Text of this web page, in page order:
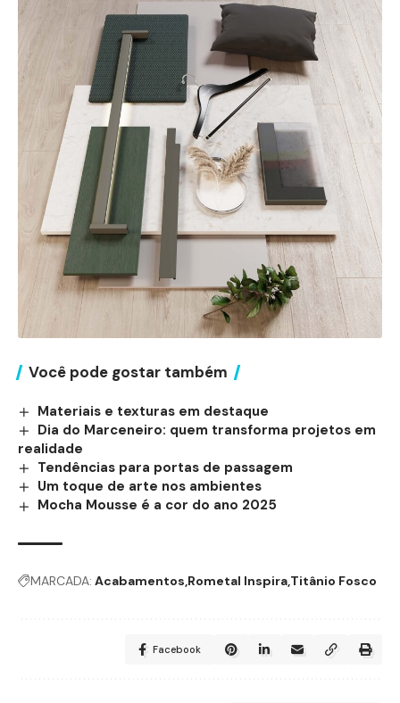
Você pode gostar também
Materiais e texturas em destaque
Dia do Marceneiro: quem transforma projetos em
realidade
Tendências para portas de passagem
Um toque de arte nos ambientes
Mocha Mousse é a cor do ano 2025
MARCADA: Acabamentos Rometal Inspira Titânio Fosco
Facebook